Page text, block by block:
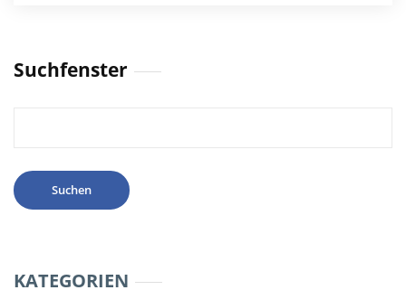
Suchfenster
KATEGORIEN